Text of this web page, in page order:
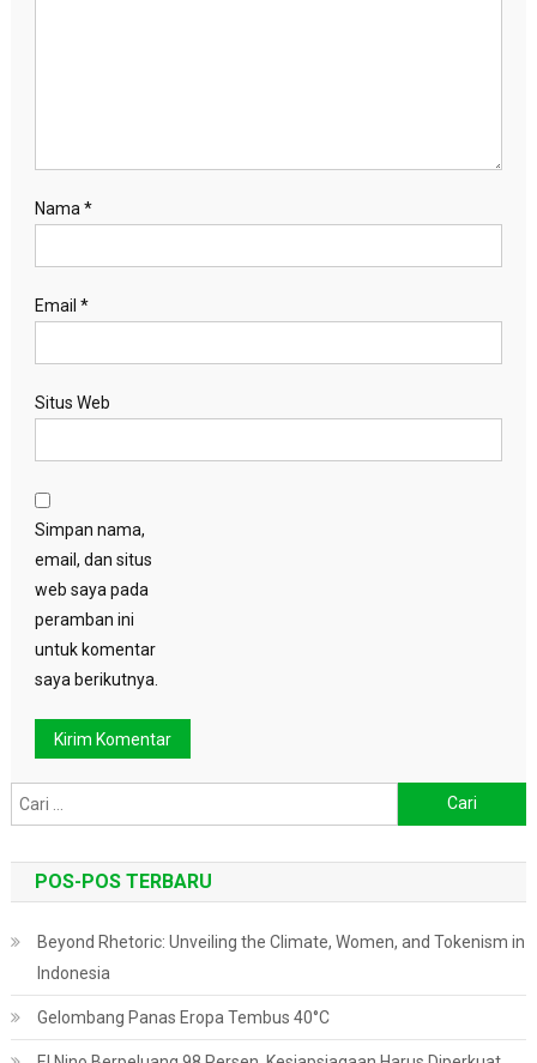
Nama *
Email *
Situs Web
Simpan nama,
email, dan situs
web saya pada
peramban ini
untuk komentar
saya berikutnya.
untuk:
POS-POS TERBARU
Beyond Rhetoric: Unveiling the Climate, Women, and Tokenism in
Indonesia
Gelombang Panas Eropa Tembus 40°C